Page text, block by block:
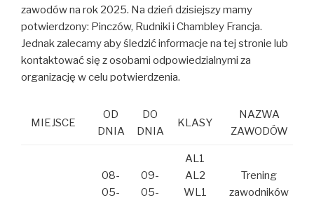
zawodów na rok 2025. Na dzień dzisiejszy mamy
potwierdzony: Pinczów, Rudniki i Chambley Francja.
Jednak zalecamy aby śledzić informacje na tej stronie lub
kontaktować się z osobami odpowiedzialnymi za
organizację w celu potwierdzenia.
MIEJSCE
OD
DNIA
DO
DNIA
KLASY
NAZWA
ZAWODÓW
08-
05-
09-
05-
AL1
AL2
WL1
Trening
zawodników